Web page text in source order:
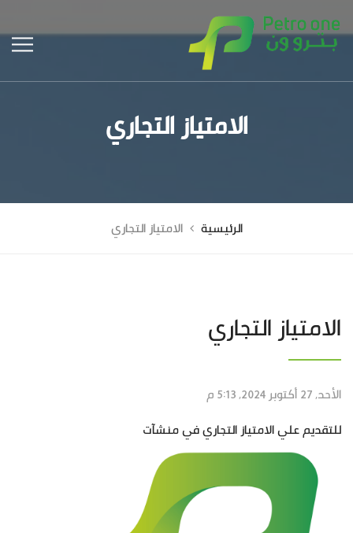
الامتياز التجاري
الرئيسية الامتياز التجاري
الامتياز التجاري
الأحد, 27 أكتوبر 2024, 5:13 م
للتقديم علي الامتياز التجاري في منشآت